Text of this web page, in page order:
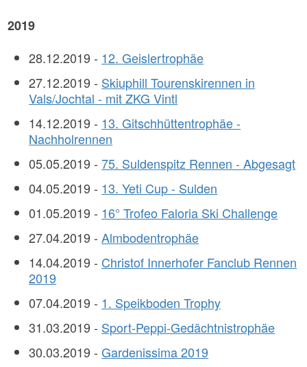
2019
28.12.2019 - 12. Geislertrophäe
27.12.2019 - Skiuphill Tourenskirennen in
Vals/Jochtal - mit ZKG Vintl
14.12.2019 - 13. Gitschhüttentrophäe -
Nachholrennen
05.05.2019 -75. Suldenspitz Rennen - Abgesagt
04.05.2019 - 13. Yeti Cup - Sulden
01.05.2019 - 16° Trofeo Faloria Ski Challenge
27.04.2019 -Almbodentrophäe
14.04.2019 - Christof Innerhofer Fanclub Rennen
2019
07.04.2019 - 1. Speikboden Trophy
31.03.2019 - Sport-Peppi-Gedächtnistrophäe
30.03.2019 -Gardenissima 2019